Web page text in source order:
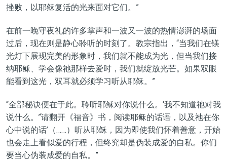
挫败，以耶稣复活的光来面对它们。”
在前一晚守夜礼的许多掌声和一波又一波的热情澎湃的场面
过后，现在则是静心聆听的时刻了。教宗指出，“当我们在镁
光灯下展现完美的形象时，我们就不能成为光，但当我们接
纳耶稣、学会像祂那样去爱时，我们就绽放光芒。如果双眼
能看到这光，双耳就必须学习听从耶稣。”
“全部秘诀便在于此。聆听耶稣对你说什么。‘我不知道祂对我
说什么。’‘请翻开《福音》书，阅读耶稣的话语，以及祂在你
心中说的话’（……）听从耶稣，因为即使我们怀着善意，开始
也会走上看似爱的行程，但终究却是伪装成爱的自私。你们
要当心伪装成爱的自私。”